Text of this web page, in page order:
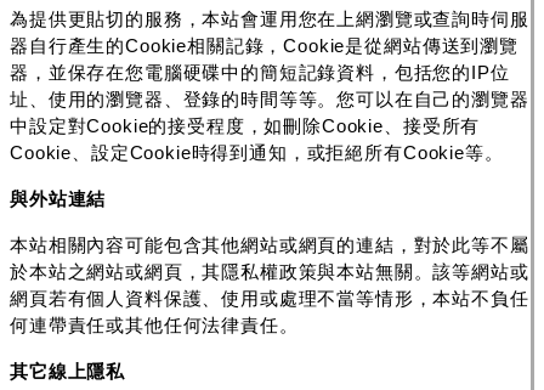
為提供更貼切的服務，本站會運用您在上網瀏覽或查詢時伺服
器自行產生的Cookie相關記錄，Cookie是從網站傳送到瀏覽
器，並保存在您電腦硬碟中的簡短記錄資料，包括您的IP位
址、使用的瀏覽器、登錄的時間等等。您可以在自己的瀏覽器
中設定對Cookie的接受程度，如刪除Cookie、接受所有
Cookie、設定Cookie時得到通知，或拒絕所有Cookie等。
與外站連結
本站相關內容可能包含其他網站或網頁的連結，對於此等不屬
於本站之網站或網頁，其隱私權政策與本站無關。該等網站或
網頁若有個人資料保護、使用或處理不當等情形，本站不負任
何連帶責任或其他任何法律責任。
其它線上隱私